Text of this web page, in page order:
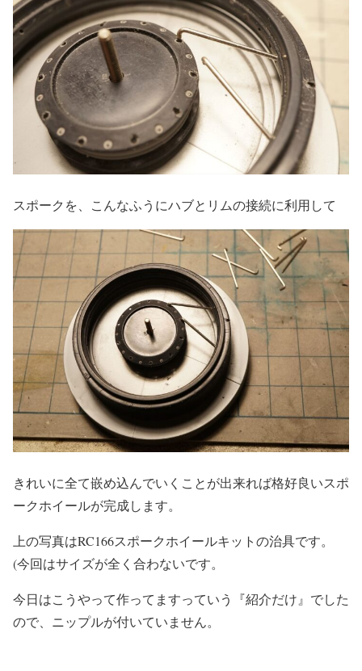
スポークを、こんなふうにハブとリムの接続に利用して
きれいに全て嵌め込んでいくことが出来れば格好良いスポ
ークホイールが完成します。
上の写真はRC166スポークホイールキットの治具です。
(今回はサイズが全く合わないです。
今日はこうやって作ってますっていう『紹介だけ』でした
ので、ニップルが付いていません。